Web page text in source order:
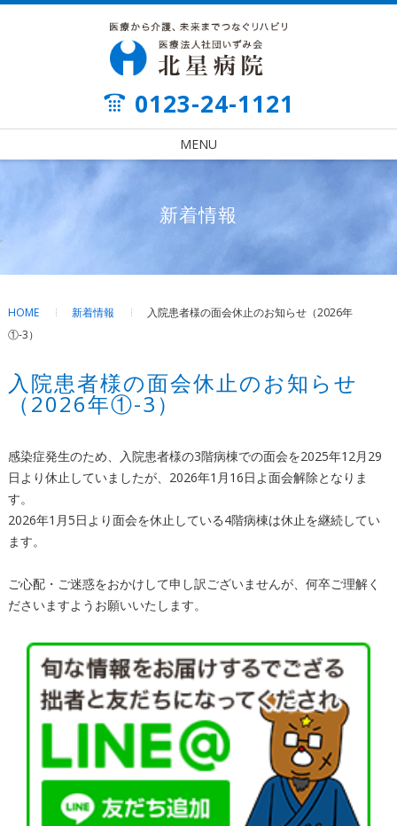
0123-24-1121
MENU
新着情報
HOME 新着情報
入院患者様の面会休止のお知らせ（2026年
①-3）
入院患者様の面会休止のお知らせ
（2026年①-3）
感染症発生のため、入院患者様の3階病棟での面会を2025年12月29
日より休止していましたが、2026年1月16日よ面会解除となりま
す。
2026年1月5日より面会を休止している4階病棟は休止を継続してい
ます。
ご心配・ご迷惑をおかけして申し訳ございませんが、何卒ご理解く
ださいますようお願いいたします。